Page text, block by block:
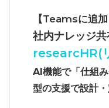
【Teamsに追加
社内ナレッジ
researcHR(
AI機能で「仕組
型の支援で設計